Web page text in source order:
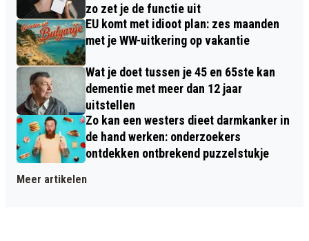
zo zet je de functie uit
EU komt met idioot plan: zes maanden
met je WW-uitkering op vakantie
Wat je doet tussen je 45 en 65ste kan
dementie met meer dan 12 jaar
uitstellen
Zo kan een westers dieet darmkanker in
de hand werken: onderzoekers
ontdekken ontbrekend puzzelstukje
Meer artikelen